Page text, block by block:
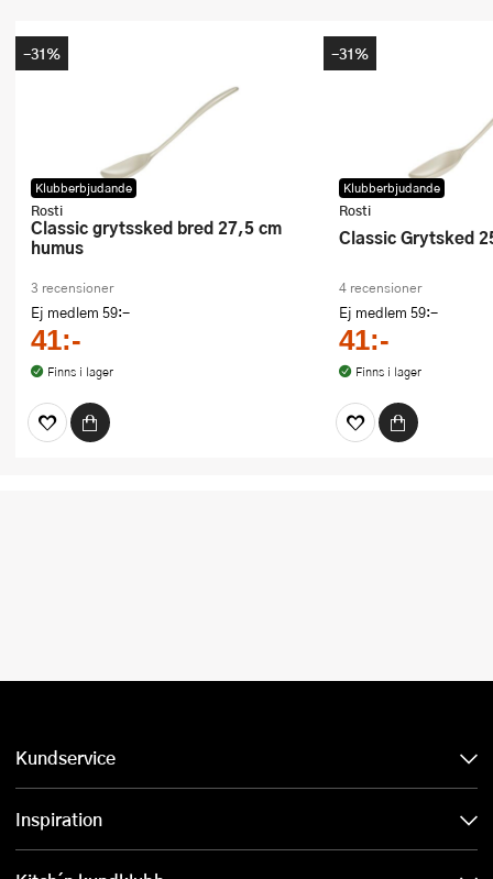
Klubberbjudande
Rosti
Classic grytssked bred 27,5 cm
humus
3 recensioner
Ej medlem 59:-
41:-
Finns i lager
-31%
Klubberbjudande
Rosti
Classic Grytsked
4 recensioner
Ej medlem 59:-
41:-
Finns i lager
-31%
Kundservice
Inspiration